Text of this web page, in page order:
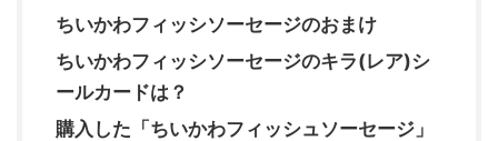
ちいかわフィッシソーセージのおまけ
ちいかわフィッシソーセージのキラ(レア)シ
ールカードは？
購入した「ちいかわフィッシュソーセージ」